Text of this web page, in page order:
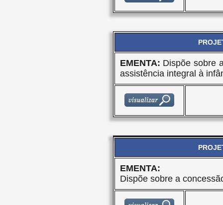
EMENTA: Dispõe sobre
assistência integral à
EMENTA:
Dispõe sobre a